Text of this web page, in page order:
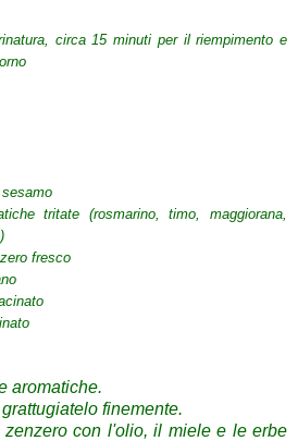
, circa 15 minuti per il riempimento e
tritate (rosmarino, timo, maggiorana
fresco
aromatiche.
finemente.
zenzero con l'olio, il miele e le erbe